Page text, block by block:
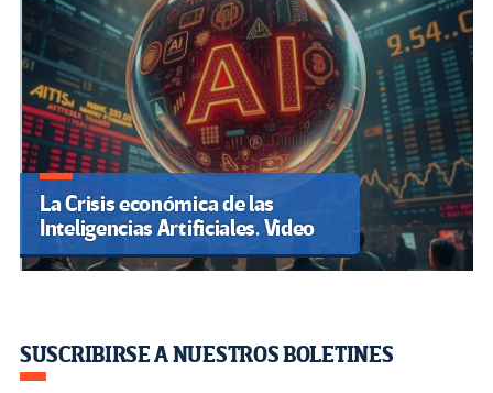
La Crisis económica de las
Inteligencias Artificiales. Video
SUSCRIBIRSE A NUESTROS BOLETINES